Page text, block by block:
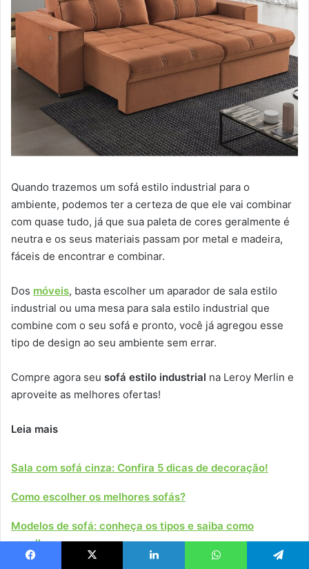
Quando trazemos um sofá estilo industrial para o
ambiente, podemos ter a certeza de que ele vai combinar
com quase tudo, já que sua paleta de cores geralmente é
neutra e os seus materiais passam por metal e madeira,
fáceis de encontrar e combinar.
Dos móveis, basta escolher um aparador de sala estilo
industrial ou uma mesa para sala estilo industrial que
combine com o seu sofá e pronto, você já agregou esse
tipo de design ao seu ambiente sem errar.
Compre agora seu sofá estilo industrial na Leroy Merlin e
aproveite as melhores ofertas!
Leia mais
Sala com sofá cinza: Confira 5 dicas de decoração!
Como escolher os melhores sofás?
Modelos de sofá: conheça os tipos e saiba como
escolher